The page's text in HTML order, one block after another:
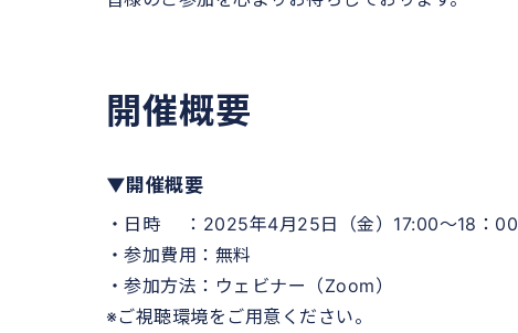
開催概要
▼開催概要
・日時 ：2025年4月25日（金）17:00～18：00
・参加費用：無料
・参加方法：ウェビナー（Zoom）
※ご視聴環境をご用意ください。